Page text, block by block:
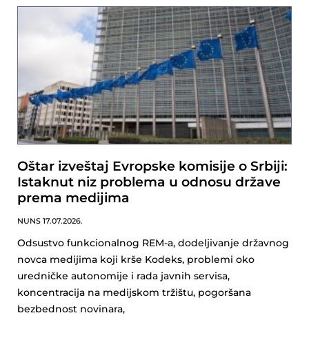
Oštar izveštaj Evropske komisije o Srbiji:
Istaknut niz problema u odnosu države
prema medijima
NUNS 17.07.2026.
Odsustvo funkcionalnog REM-a, dodeljivanje državnog
novca medijima koji krše Kodeks, problemi oko
uredničke autonomije i rada javnih servisa,
koncentracija na medijskom tržištu, pogoršana
bezbednost novinara,